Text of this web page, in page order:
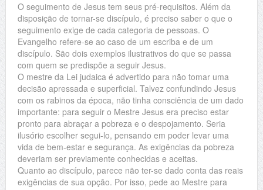
O seguimento de Jesus tem seus pré-requisitos. Além da
disposição de tornar-se discípulo, é preciso saber o que o
seguimento exige de cada categoria de pessoas. O
Evangelho refere-se ao caso de um escriba e de um
discípulo. São dois exemplos ilustrativos do que se passa
com quem se predispõe a seguir Jesus.
O mestre da Lei judaica é advertido para não tomar uma
decisão apressada e superficial. Talvez confundindo Jesus
com os rabinos da época, não tinha consciência de um dado
importante: para seguir o Mestre Jesus era preciso estar
pronto para abraçar a pobreza e o despojamento. Seria
ilusório escolher segui-lo, pensando em poder levar uma
vida de bem-estar e segurança. As exigências da pobreza
deveriam ser previamente conhecidas e aceitas.
Quanto ao discípulo, parece não ter-se dado conta das reais
exigências de sua opção. Por isso, pede ao Mestre para